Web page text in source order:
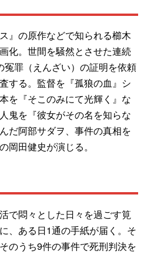
』の原作などで知られる櫛木
化。世間を騒然とさせた連続
罪（えんざい）の証明を依頼
する。監督を『孤狼の血』シ
を『そこのみにて光輝く』な
鬼を『彼女がその名を知らな
だ阿部サダヲ、事件の真相を
岡田健史が演じる。
で悶々とした日々を過ごす筧
、ある日1通の手紙が届く。そ
のうち9件の事件で死刑判決を